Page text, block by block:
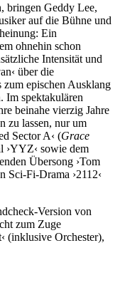
bringen Geddy Lee,
auf die Bühne und
Ein
ohnehin schon
Intensität und
über die
zum epischen Ausklang
Im spektakulären
beinahe vierzig Jahre
zu lassen, nur um
Sector A‹ (Grace
›YYZ‹ sowie dem
Übersong ›Tom
Sci-Fi-Drama ›2112‹
Version von
zum Zuge
(inklusive Orchester),